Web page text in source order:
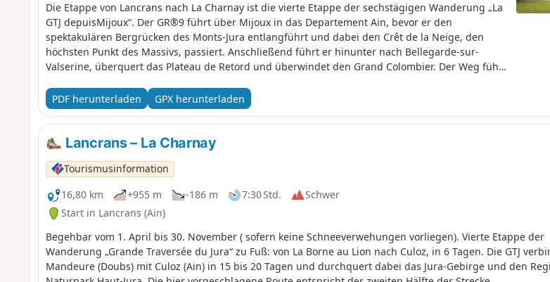
Die Etappe von Lancrans nach La Charnay ist die vierte Etappe der sechstägigen Wanderung „La
GTJ depuisMijoux“. Der GR®9 führt über Mijoux in das Departement Ain, bevor er den
spektakulären Bergrücken des Monts-Jura entlangführt und dabei den Crêt de la Neige, den
höchsten Punkt des Massivs, passiert. Anschließend führt er hinunter nach Bellegarde-sur-
Valserine, überquert das Plateau de Retord und überwindet den Grand Colombier. Der Weg führt
gelangen und seinen Weg nach Süden fortzusetzen.
PDF herunterladen GPX herunterladen
Lancrans – La Charnay
Tourismusinformation
16,80 km
+955 m -186 m 7:30 Std.
Schwer
Start in Lancrans (Ain)
Begehbar vom 1. April bis 30. November ( sofern keine Schneeverwehungen vorliegen). Vierte Etappe der
Wanderung „Grande Traversée du Jura“ zu Fuß: von La Borne au Lion nach Culoz, in 6 Tagen. Die GTJ
Mandeure (Doubs) mit Culoz (Ain) in 15 bis 20 Tagen und durchquert dabei das Jura-Gebirge und den